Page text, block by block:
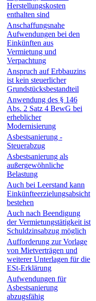
Herstellungskosten
enthalten sind
Anschaffungsnahe
Aufwendungen bei den
Einkünften aus
Vermietung und
Verpachtung
Anspruch auf Erbbauzins
ist kein steuerlicher
Grundstücksbestandteil
Anwendung des § 146
Abs. 2 Satz 4 BewG bei
erheblicher
Modernisierung
Asbestsanierung -
Steuerabzug
Asbestsanierung als
außergewöhnliche
Belastung
Auch bei Leerstand kann
Einkünfteerzielungsabsicht
bestehen
Auch nach Beendigung
der Vermietungstätigkeit ist
Schuldzinsabzug möglich
Aufforderung zur Vorlage
von Mietverträgen und
weiterer Unterlagen für die
ESt-Erklärung
Aufwendungen für
Asbestsanierung
abzugsfähig